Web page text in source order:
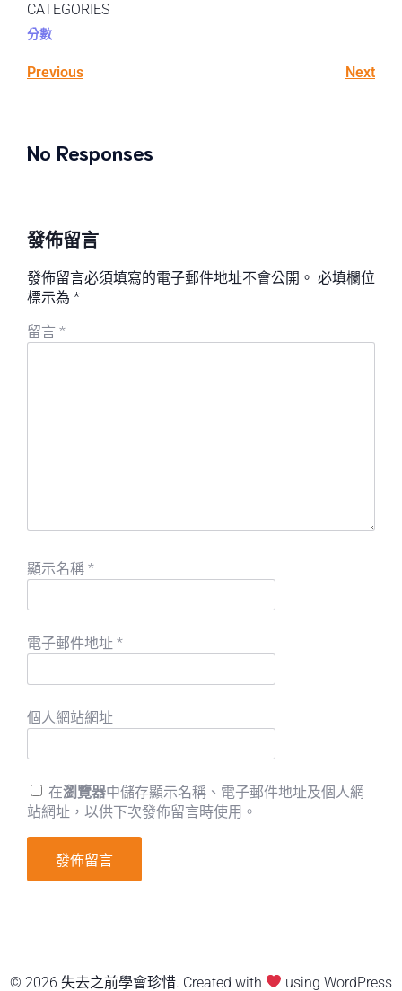
CATEGORIES
分數
Previous Next
No Responses
發佈留言
發佈留言必須填寫的電子郵件地址不會公開。 必填欄位
標示為 *
留言 *
顯示名稱 *
電子郵件地址 *
個人網站網址
在瀏覽器中儲存顯示名稱、電子郵件地址及個人網
站網址，以供下次發佈留言時使用。
© 2026 失去之前學會珍惜. Created with using WordPress